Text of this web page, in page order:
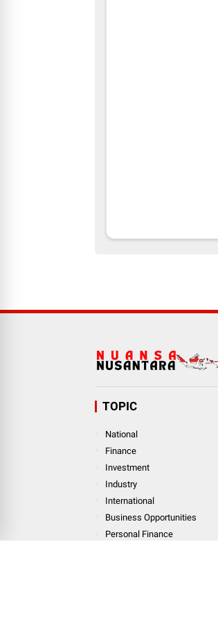
TOPIC
National
Finance
Investment
Industry
International
Business Opportunities
Personal Finance